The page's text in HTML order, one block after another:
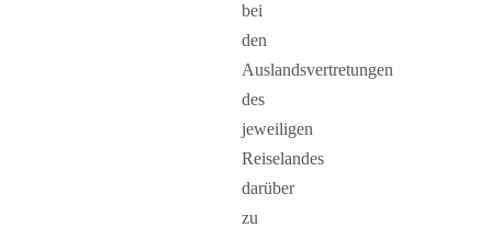
bei
den
Auslandsvertretungen
des
jeweiligen
Reiselandes
darüber
zu